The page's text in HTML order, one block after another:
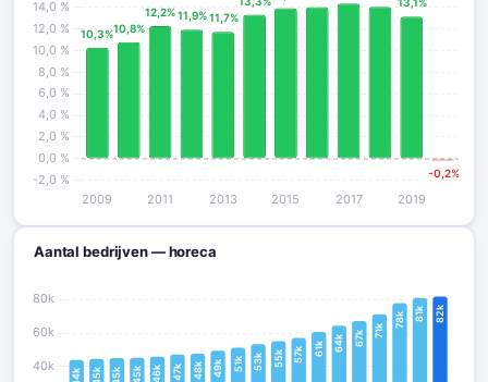
Aantal bedrijven — horeca